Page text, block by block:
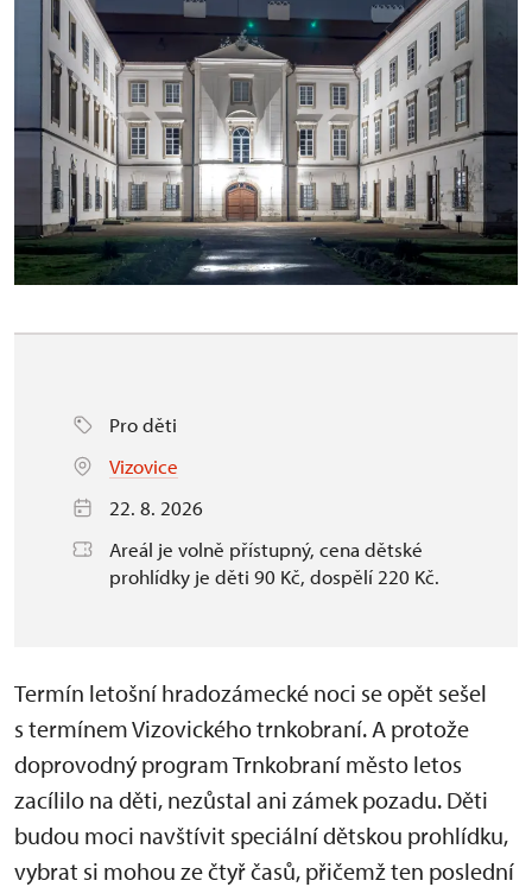
Pro děti
Vizovice
22. 8. 2026
Areál je volně přístupný, cena dětské
prohlídky je děti 90 Kč, dospělí 220 Kč.
Termín letošní hradozámecké noci se opět sešel
s termínem Vizovického trnkobraní. A protože
doprovodný program Trnkobraní město letos
zacílilo na děti, nezůstal ani zámek pozadu. Děti
budou moci navštívit speciální dětskou prohlídku,
vybrat si mohou ze čtyř časů, přičemž ten poslední